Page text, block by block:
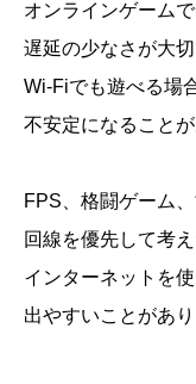
オンラインゲーム
遅延の少なさが大
Wi-Fiでも遊べる場
不安定になることが
FPS、格闘ゲーム
回線を優先して考
インターネットを
出やすいことがあり